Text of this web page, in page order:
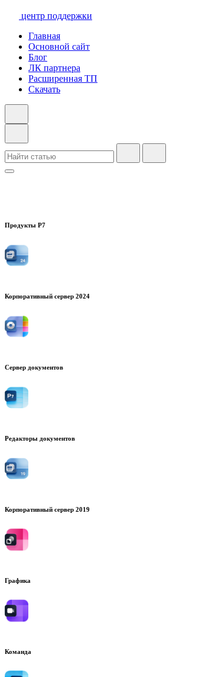
центр поддержки
Главная
Основной сайт
Блог
ЛК партнера
Расширенная ТП
Скачать
Продукты Р7
Корпоративный сервер 2024
Сервер документов
Редакторы документов
Корпоративный сервер 2019
Графика
Команда